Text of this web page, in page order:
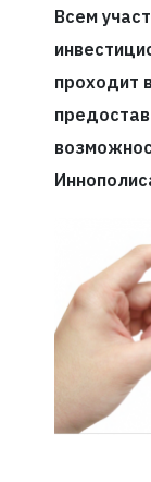
Всем
проходит